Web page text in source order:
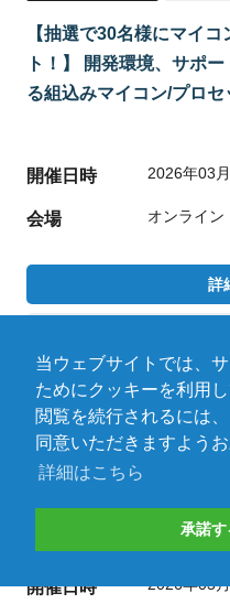
当ウェブサイトでは、
ためにクッキーを利用
閲覧を続行されるには
同意いただきますようお
詳細はこちら
承諾す
【抽選で30名様にマイ
ト！】 開発環境、サポ
る組込みマイコン/プロセ
開催日時 2026年03
会場 オンライン
詳
展示会 受
Data Center Japan 2026
開催日時
2026年03